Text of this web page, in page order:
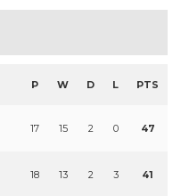
P W D L PTS
17 15 2 0 47
18 13 2 3 41